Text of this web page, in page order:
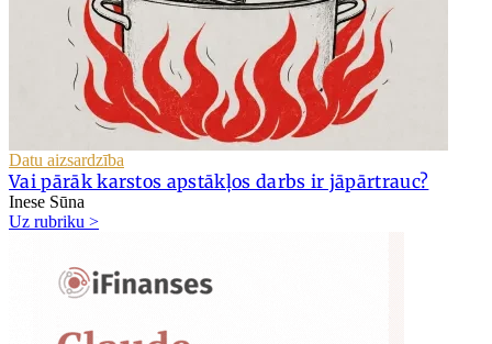
Datu aizsardzība
Vai pārāk karstos apstākļos darbs ir jāpārtrauc?
Inese Sūna
Uz rubriku >